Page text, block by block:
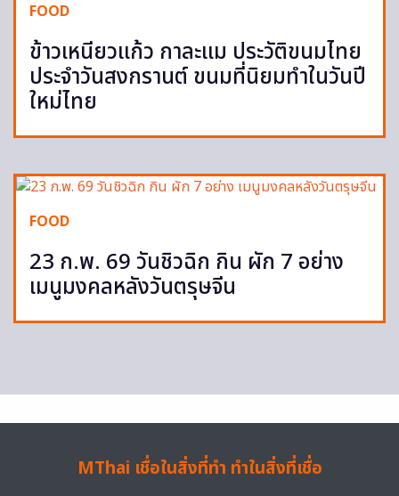
FOOD
ข้าวเหนียวแก้ว กาละแม ประวัติขนมไทย
ประจำวันสงกรานต์ ขนมที่นิยมทำในวันปี
ใหม่ไทย
FOOD
23 ก.พ. 69 วันชิวฉิก กิน ผัก 7 อย่าง
เมนูมงคลหลังวันตรุษจีน
MThai เชื่อในสิ่งที่ทำ ทำในสิ่งที่เชื่อ